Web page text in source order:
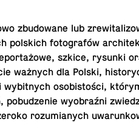
zbu­do­wa­ne lub
pol­skich fo­to­gra­fów
szkice, rysunki
ważnych dla Polski,
wy­bit­nych oso­bi­sto­ści,
po­bu­dze­nie wy­obraź­ni
ro­zu­mia­nych